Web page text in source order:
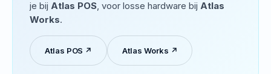
je bij Atlas POS, voor losse hardware bij Atlas
Works.
Atlas POS ↗ Atlas Works ↗